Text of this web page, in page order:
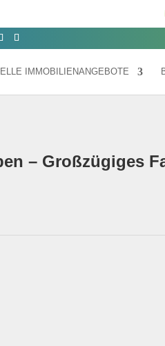
IMMOBILIENANGEBOTE
– Großzügiges